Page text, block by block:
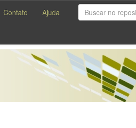
Contato Ajuda